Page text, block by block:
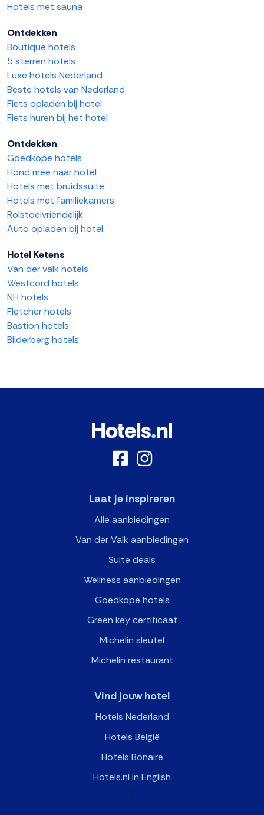
Hotels met sauna
Ontdekken
Boutique hotels
5 sterren hotels
Luxe hotels Nederland
Beste hotels van Nederland
Fiets opladen bij hotel
Fiets huren bij het hotel
Ontdekken
Goedkope hotels
Hond mee naar hotel
Hotels met bruidssuite
Hotels met familiekamers
Rolstoelvriendelijk
Auto opladen bij hotel
Hotel Ketens
Van der valk hotels
Westcord hotels
NH hotels
Fletcher hotels
Bastion hotels
Bilderberg hotels
Laat je inspireren
Alle aanbiedingen
Van der Valk aanbiedingen
Suite deals
Wellness aanbiedingen
Goedkope hotels
Green key certificaat
Michelin sleutel
Michelin restaurant
Vind jouw hotel
Hotels Nederland
Hotels België
Hotels Bonaire
Hotels.nl in English
>